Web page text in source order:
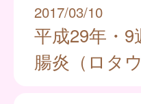
2017/03/10
平成29年・
腸炎（ロタ